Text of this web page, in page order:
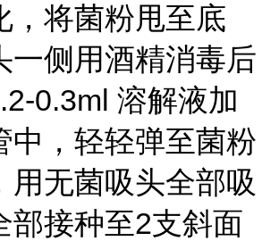
，将菌粉甩至底
一侧用酒精消毒后
0.3ml 溶解液加
中，轻轻弹至菌粉
用无菌吸头全部吸
部接种至2支斜面